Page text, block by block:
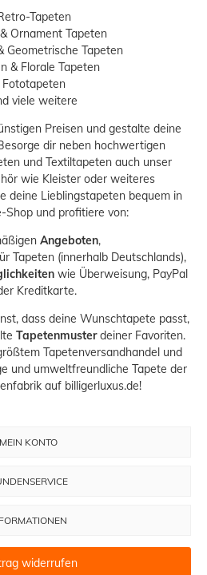
Tapeten
Ornament Tapeten
Geometrische Tapeten
& Florale Tapeten
Fototapeten
viele weitere
Preisen und gestalte deine
dir neben hochwertigen
und Textiltapetenauch unser
wie Kleisteroder weiteres
deine Lieblingstapeten bequem in
Shop und profitiere von:
Angeboten,
Tapeten (innerhalb Deutschlands),
wie Überweisung, PayPal
Kreditkarte.
dass deine Wunschtapete passt,
Tapetenmusterdeiner Favoriten.
Tapetenversandhandel und
und umweltfreundliche Tapete der
auf billigerluxus.de!
MEIN KONTO
widerrufen